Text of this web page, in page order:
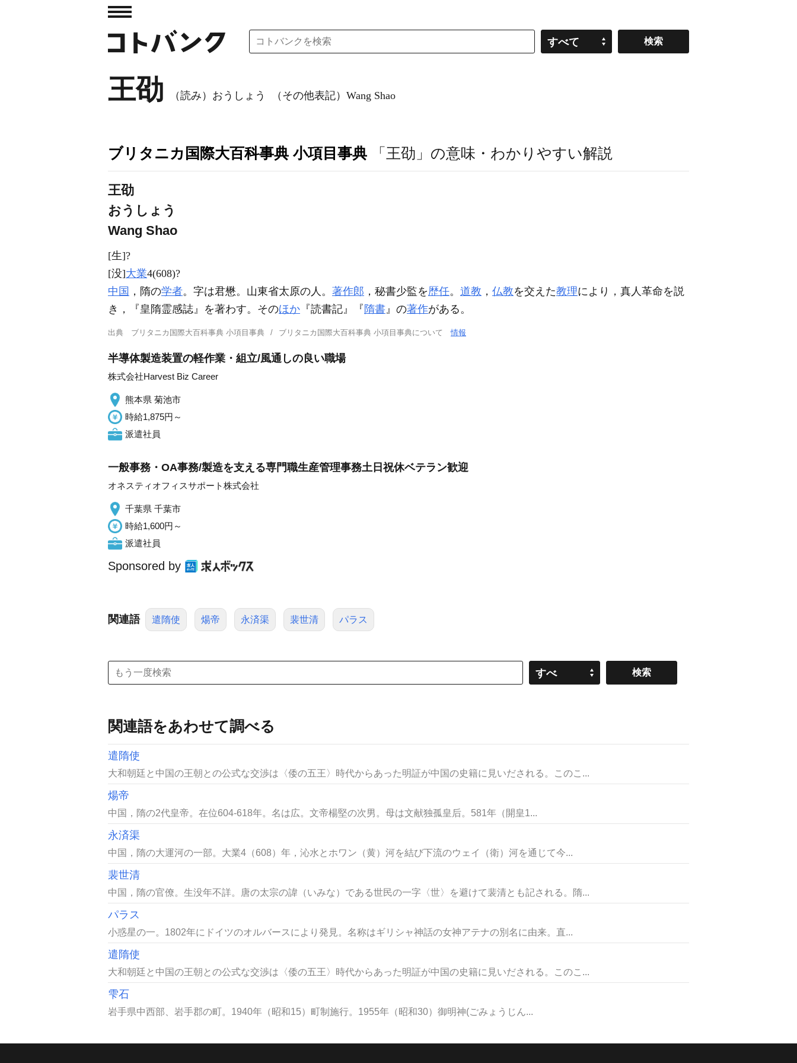
すべて
王劭 （読み）おうしょう （その他表記）Wang Shao
ブリタニカ国際大百科事典 小項目事典 「王劭」の意味・わかりやすい解説
王劭
おうしょう
Wang Shao
[生]?
[没]大業4(608)?
中国 ，隋の学者。字は君懋。山東省太原の人。 著作郎 ，秘書少監を歴任。 道教 ， 仏教を交えた教理により，真人革命を説
き，『皇隋霊感誌』を著わす。そのほか 『読書記』『 隋書』の著作がある。
出典 ブリタニカ国際大百科事典 小項目事典 ブリタニカ国際大百科事典 小項目事典について情報
半導体製造装置の軽作業・組立/風通しの良い職場
株式会社Harvest Biz Career
熊本県 菊池市
時給1,875円～
派遣社員
一般事務・OA事務/製造を支える専門職生産管理事務土日祝休ベテラン歓迎
オネスティオフィスサポート株式会社
千葉県 千葉市
時給1,600円～
派遣社員
Sponsored by
関連語 遣隋使 煬帝 永済渠 裴世清 パラス
すべ
関連語をあわせて調べる
遣隋使
大和朝廷と中国の王朝との公式な交渉は〈倭の五王〉時代からあった明証が中国の史籍に見いだされる。このこ...
煬帝
中国，隋の2代皇帝。在位604-618年。名は広。文帝楊堅の次男。母は文献独孤皇后。581年（開皇1...
永済渠
中国，隋の大運河の一部。大業4（608）年，沁水とホワン（黄）河を結び下流のウェイ（衛）河を通じて今...
裴世清
中国，隋の官僚。生没年不詳。唐の太宗の諱（いみな）である世民の一字〈世〉を避けて裴清とも記される。隋...
パラス
小惑星の一。1802年にドイツのオルバースにより発見。名称はギリシャ神話の女神アテナの別名に由来。直...
遣隋使
大和朝廷と中国の王朝との公式な交渉は〈倭の五王〉時代からあった明証が中国の史籍に見いだされる。このこ...
雫石
岩手県中西部、岩手郡の町。1940年（昭和15）町制施行。1955年（昭和30）御明神(ごみょうじん...